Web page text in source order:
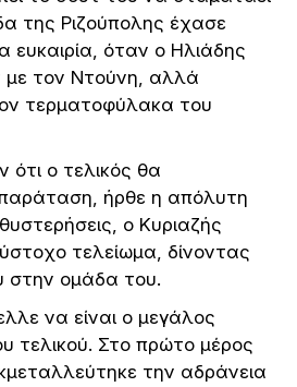
της Ριζούπολης έχασε
ευκαιρία, όταν ο Ηλιάδης
με τον Ντούνη, αλλά
τερματοφύλακα του
ο τελικός θα
ήρθε η απόλυτη
ο Κυριαζής
τελείωμα, δίνοντας
στην ομάδα του.
να είναι ο μεγάλος
τελικού. Στο πρώτο μέρος
την αδράνεια